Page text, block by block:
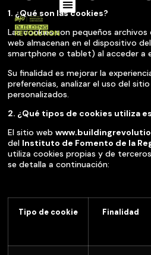
1. ¿Qué son las cookies?
Las cookies son pequeños
web almacenan en el dispositivo
smartphone o tablet) al acceder a
Su finalidad es mejorar la
preferencias, analizar el uso del
personalizados.
2. ¿Qué tipos de cookies utiliza
El sitio web
del Instituto de Fomento de la
utiliza cookies propias y de
se detalla a continuación:
Tipo de cookie Finalidad